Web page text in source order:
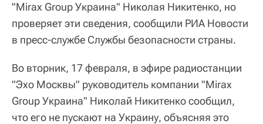
"Mirax Group Украина" Николая Никитенко, но
проверяет эти сведения, сообщили РИА Новости
в пресс-службе Службы безопасности страны.
Во вторник, 17 февраля, в эфире радиостанции
"Эхо Москвы" руководитель компании "Mirax
Group Украина" Николай Никитенко сообщил,
что его не пускают на Украину, объясняя это